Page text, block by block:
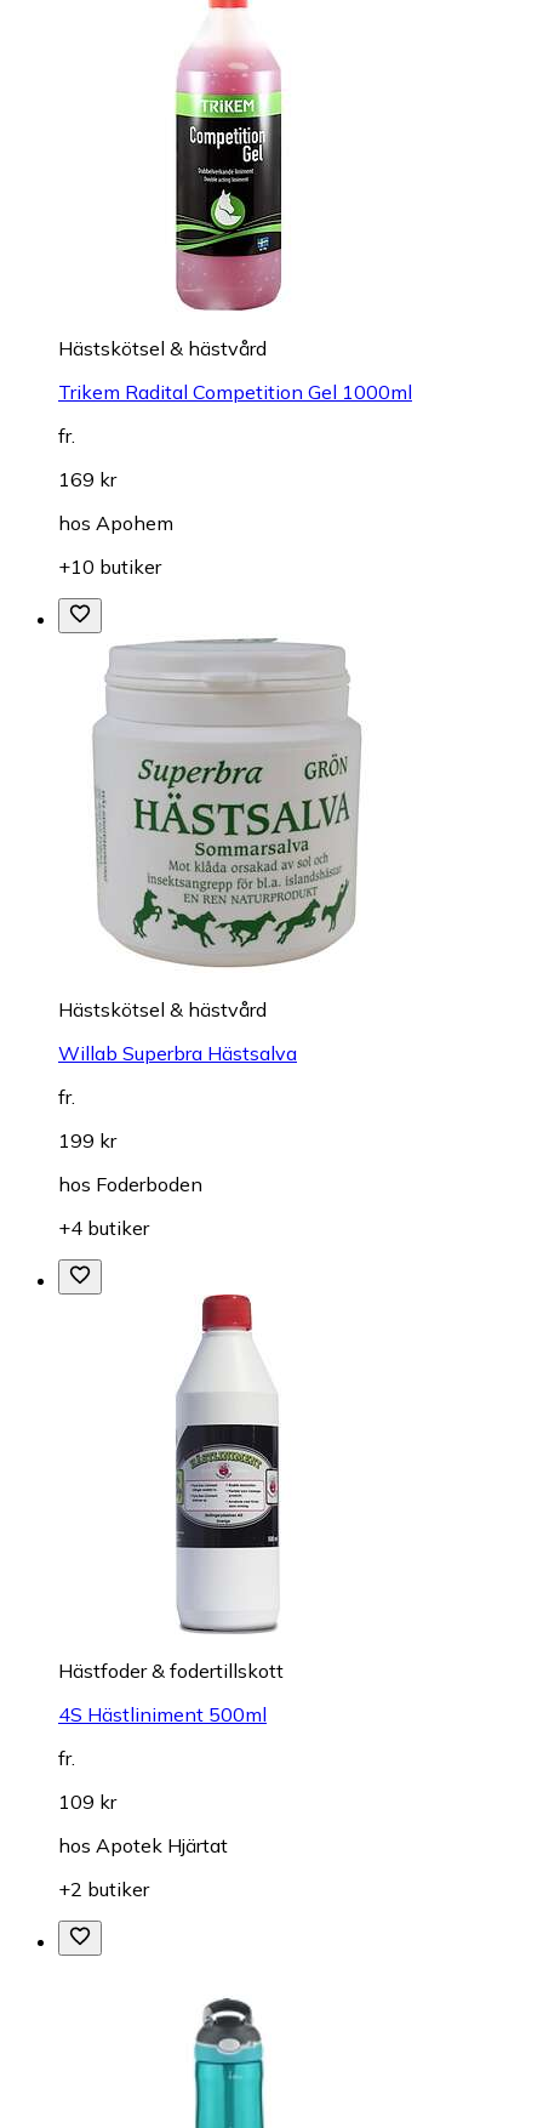
Hästskötsel & hästvård
Trikem Radital Competition Gel 1000ml
fr.
169 kr
hos Apohem
+10 butiker
Hästskötsel & hästvård
Willab Superbra Hästsalva
fr.
199 kr
hos Foderboden
+4 butiker
Hästfoder & fodertillskott
4S Hästliniment 500ml
fr.
109 kr
hos Apotek Hjärtat
+2 butiker